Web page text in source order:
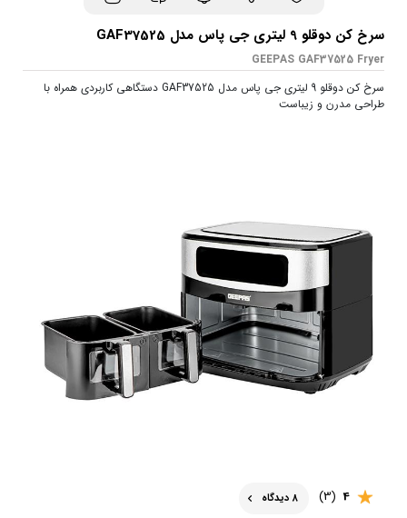
سرخ کن دوقلو 9 لیتری جی پاس مدل GAF37525
GEEPAS GAF37525 Fryer
سرخ کن دوقلو 9 لیتری جی پاس مدل GAF37525 دستگاهی کاربردی همراه با
طراحی مدرن و زیباست
4
(3) 8 دیدگاه